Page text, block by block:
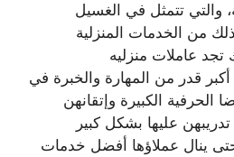
والتي تتمثل في الغسيل
من الخدمات المنزلية
تجد عاملات منزليه
قدر من المهارة والخبرة في
الحرفية الكبيرة وإتقانهن
عليها بشكل كبير
ينال عملاؤها أفضل خدمات